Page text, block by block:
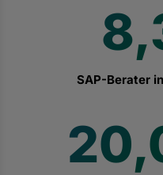
SAP-Berater